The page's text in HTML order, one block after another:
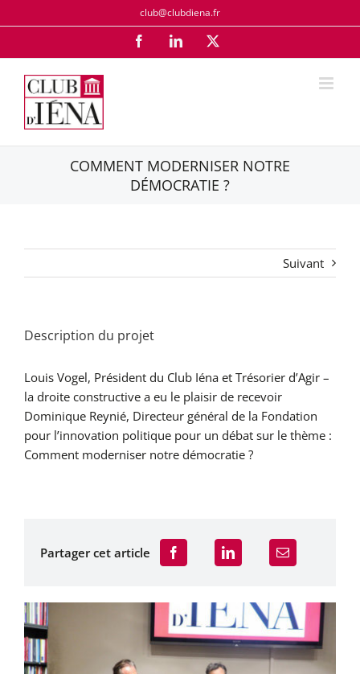
au
club@clubdiena.fr
FacebookLinkedIn
COMMENT MODERNISER NOTRE
DÉMOCRATIE ?
Suivant
Description du projet
Louis Vogel, Président du Club Iéna et Trésorier d’Agir –
la droite constructive a eu le plaisir de recevoir
Dominique Reynié, Directeur général de la Fondation
pour l’innovation politique pour un débat sur le thème :
Comment moderniser notre démocratie ?
Partager cet article